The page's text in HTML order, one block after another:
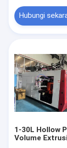
Mesin
Plastik
Mesin
Mesin Cetak
Mesin Cetak
Hubungi
1-30L Hollow
Volume